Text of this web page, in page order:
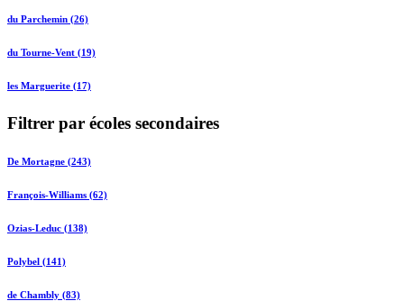
du Parchemin (26)
du Tourne-Vent (19)
les Marguerite (17)
Filtrer par écoles secondaires
De Mortagne (243)
François-Williams (62)
Ozias-Leduc (138)
Polybel (141)
de Chambly (83)